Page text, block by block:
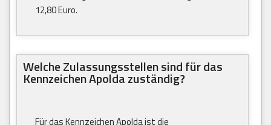
12,80 Euro.
Welche Zulassungsstellen sind für das
Kennzeichen Apolda zuständig?
Für das Kennzeichen Apolda ist die